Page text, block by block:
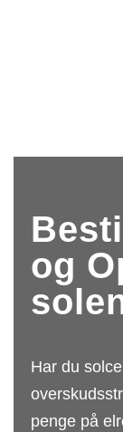
og
Har du
penge på